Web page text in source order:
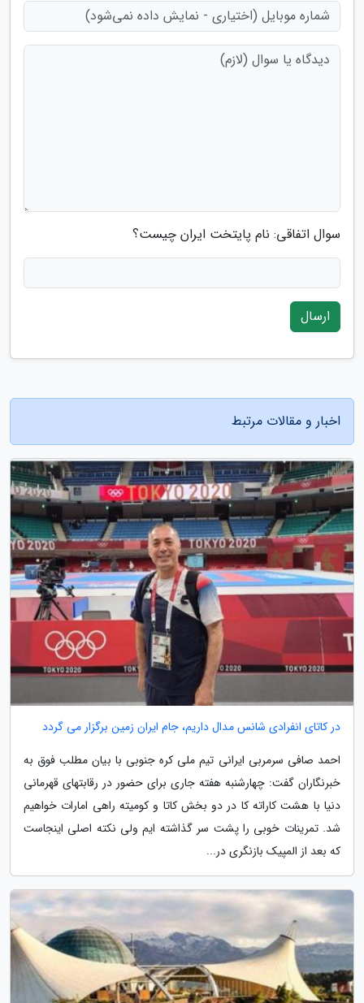
سوال اتفاقی: نام پایتخت ایران چیست؟
ارسال
اخبار و مقالات مرتبط
در کاتای انفرادی شانس مدال داریم، جام‬ ایران زمین برگزار می گردد
احمد صافی سرمربی ایرانی تیم ملی کره جنوبی با بیان مطلب فوق به
خبرنگاران گفت: چهارشنبه هفته جاری برای حضور در رقابتهای قهرمانی
دنیا با هشت کاراته کا در دو بخش کاتا و کومیته راهی امارات خواهیم
شد. تمرینات خوبی را پشت سر گذاشته ایم ولی نکته اصلی اینجاست
که بعد از المپیک بازنگری در...